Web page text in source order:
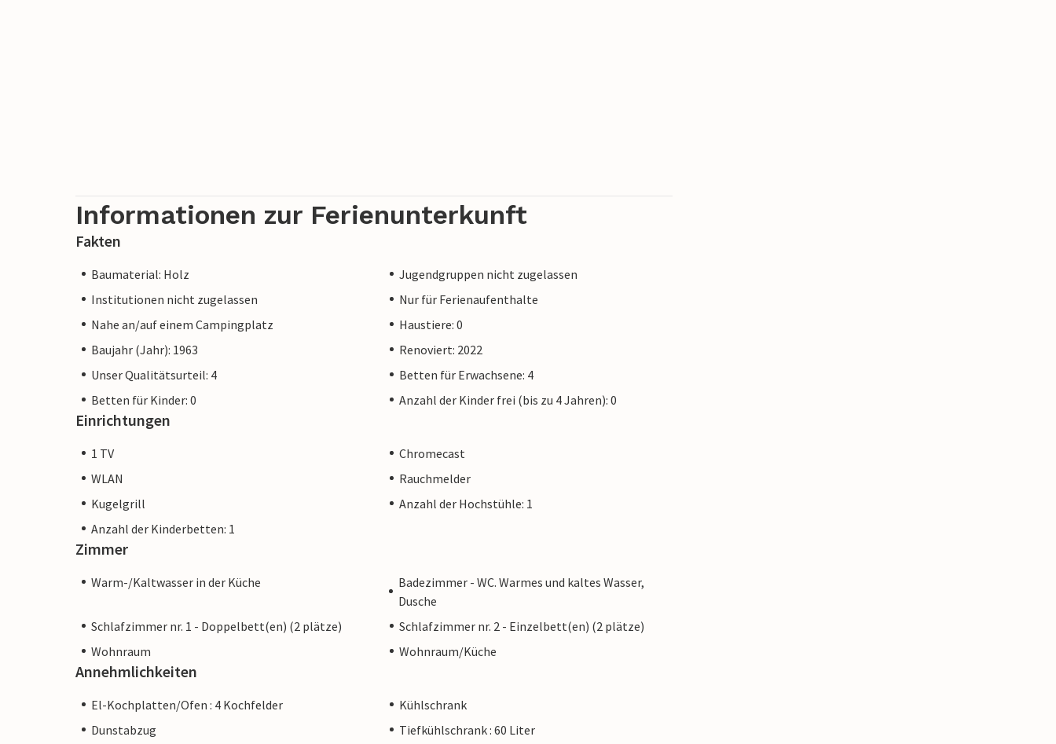
Informationen zur Ferienunterkunft
Fakten
Baumaterial: Holz
Jugendgruppen nicht zugelassen
Institutionen nicht zugelassen
Nur für Ferienaufenthalte
Nahe an/auf einem Campingplatz
Haustiere: 0
Baujahr (Jahr): 1963
Renoviert: 2022
Unser Qualitätsurteil: 4
Betten für Erwachsene: 4
Betten für Kinder: 0
Anzahl der Kinder frei (bis zu 4 Jahren): 0
Einrichtungen
1 TV
Chromecast
WLAN
Rauchmelder
Kugelgrill
Anzahl der Hochstühle: 1
Anzahl der Kinderbetten: 1
Zimmer
Warm-/Kaltwasser in der Küche
Badezimmer - WC. Warmes und kaltes Wasser,
Dusche
Schlafzimmer nr. 1 - Doppelbett(en) (2 plätze)
Schlafzimmer nr. 2 - Einzelbett(en) (2 plätze)
Wohnraum
Wohnraum/Küche
Annehmlichkeiten
El-Kochplatten/Ofen : 4 Kochfelder
Kühlschrank
Dunstabzug
Tiefkühlschrank : 60 Liter